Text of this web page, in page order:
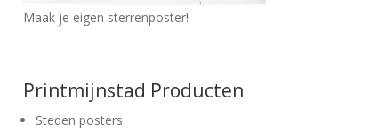
Maak je eigen sterrenposter!
Printmijnstad Producten
Steden posters